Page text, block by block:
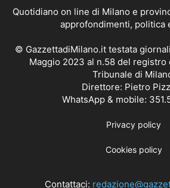
Quotidiano on line di Milano e
approfondimenti, politica
© GazzettadiMilano.it testata
Maggio 2023 al n.58 del registro
Tribunale di
Direttore: Pietro
WhatsApp & mobile:
Privacy policy
Cookies policy
Contattaci: